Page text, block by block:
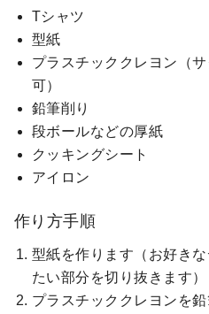
Tシャツ
型紙
プラスチッククレヨン（
可）
鉛筆削り
段ボールなどの厚紙
クッキングシート
アイロン
作り方手順
型紙を作ります（お好き
たい部分を切り抜きます）
プラスチッククレヨンを